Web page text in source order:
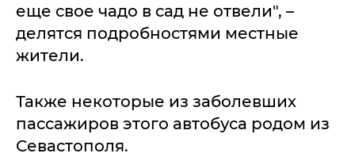
еще свое чадо в сад не отвели", –
делятся подробностями местные
жители.
Также некоторые из заболевших
пассажиров этого автобуса родом из
Севастополя.